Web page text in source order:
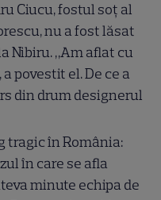
Ciucu, fostul soț al
nu a fost lăsat
Nibiru. „Am aflat cu
povestit el. De ce a
din drum designerul
tragic în România:
în care se afla
minute echipa de